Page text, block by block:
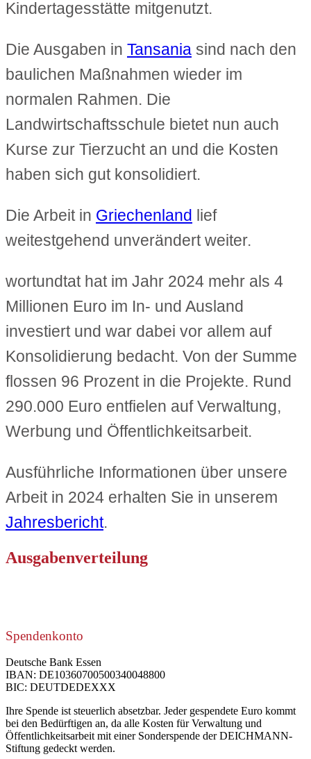
Kindertagesstätte mitgenutzt.
Die Ausgaben in Tansania sind nach den
baulichen Maßnahmen wieder im
normalen Rahmen. Die
Landwirtschaftsschule bietet nun auch
Kurse zur Tierzucht an und die Kosten
haben sich gut konsolidiert.
Die Arbeit in Griechenland lief
weitestgehend unverändert weiter.
wortundtat hat im Jahr 2024 mehr als 4
Millionen Euro im In- und Ausland
investiert und war dabei vor allem auf
Konsolidierung bedacht. Von der Summe
flossen 96 Prozent in die Projekte. Rund
290.000 Euro entfielen auf Verwaltung,
Werbung und Öffentlichkeitsarbeit.
Ausführliche Informationen über unsere
Arbeit in 2024 erhalten Sie in unserem
Jahresbericht.
Ausgabenverteilung
Spendenkonto
Deutsche Bank Essen
IBAN: DE10360700500340048800
BIC: DEUTDEDEXXX
Ihre Spende ist steuerlich absetzbar. Jeder gespendete Euro kommt
bei den Bedürftigen an, da alle Kosten für Verwaltung und
Öffentlichkeitsarbeit mit einer Sonderspende der DEICHMANN-
Stiftung gedeckt werden.